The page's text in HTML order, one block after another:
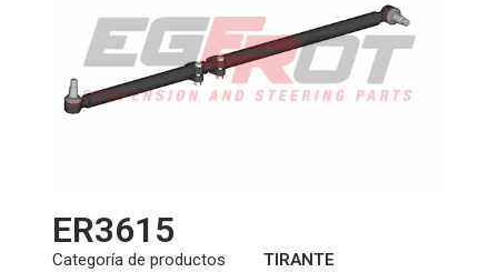
ER3615
Categoría de productos TIRANTE